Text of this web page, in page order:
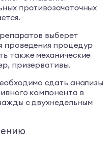
противозачаточных
выберет
процедур
также механические
призервативы.
сдать анализы
компонента в
с двухнедельным